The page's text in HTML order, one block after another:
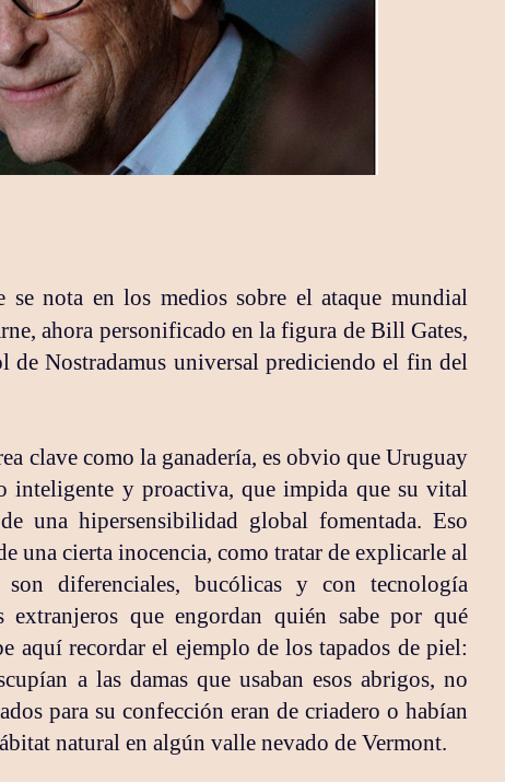
nota en los medios sobre el ataque mundial
ahora personificado en la figura de Bill Gates,
de Nostradamus universal prediciendo el fin del
clave como la ganadería, es obvio que Uruguay
inteligente y proactiva, que impida que su vital
una hipersensibilidad global fomentada. Eso
una cierta inocencia, como tratar de explicarle al
diferenciales, bucólicas y con tecnología
que engordan quién sabe por qué
aquí recordar el ejemplo de los tapados de piel:
a las damas que usaban esos abrigos, no
para su confección eran de criadero o habían
natural en algún valle nevado de Vermont.